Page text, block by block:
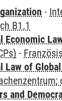
-
B1.1
Economic
-
of
and